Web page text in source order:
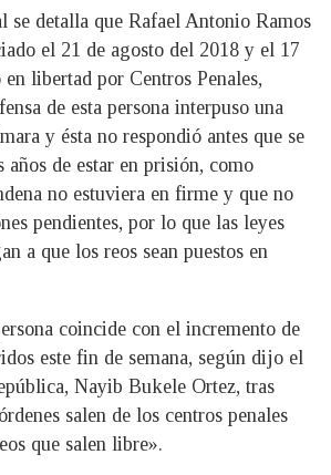
detalla que Rafael Antonio Ramos
el 21 de agosto del 2018 y el 17
libertad por Centros Penales,
de esta persona interpuso una
y ésta no respondió antes que se
años de estar en prisión, como
no estuviera en firme y que no
pendientes, por lo que las leyes
a que los reos sean puestos en
coincide con el incremento de
este fin de semana, según dijo el
Nayib Bukele Ortez, tras
salen de los centros penales
que salen libre».